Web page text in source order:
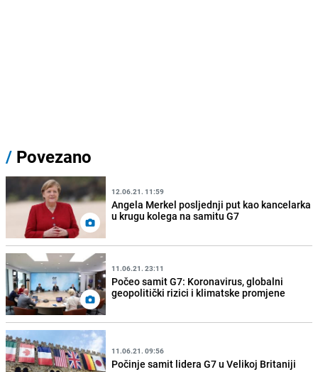
/ Povezano
12.06.21. 11:59
Angela Merkel posljednji put kao kancelarka
u krugu kolega na samitu G7
11.06.21. 23:11
Počeo samit G7: Koronavirus, globalni
geopolitički rizici i klimatske promjene
11.06.21. 09:56
Počinje samit lidera G7 u Velikoj Britaniji